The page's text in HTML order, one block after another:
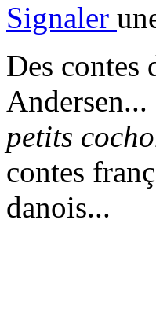
Signaler
Des contes
petits
contes
danois...